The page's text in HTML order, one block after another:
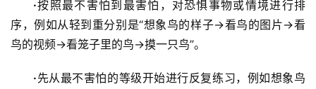
·按照最不害怕到最害怕，对恐惧事物或情境进行排
序，例如从轻到重分别是“想象鸟的样子→看鸟的图片→看
鸟的视频→看笼子里的鸟→摸一只鸟”。
·先从最不害怕的等级开始进行反复练习，例如想象鸟